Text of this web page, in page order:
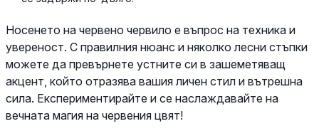
Носенето на червено червило е въпрос на техника и
увереност. С правилния нюанс и няколко лесни стъпки
можете да превърнете устните си в зашеметяващ
акцент, който отразява вашия личен стил и вътрешна
сила. Експериментирайте и се наслаждавайте на
вечната магия на червения цвят!